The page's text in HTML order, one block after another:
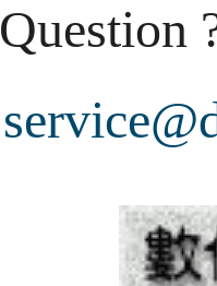
Question